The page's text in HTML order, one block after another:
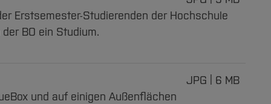
Erstsemester-Studierenden der Hochschule
BO ein Studium.
JPG
6 MB
und auf einigen Außenflächen